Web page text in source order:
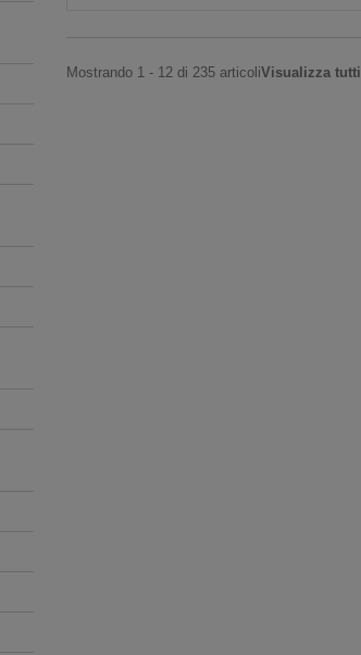
Mostrando 1 - 12 di 235 articoliVisualizza tutti